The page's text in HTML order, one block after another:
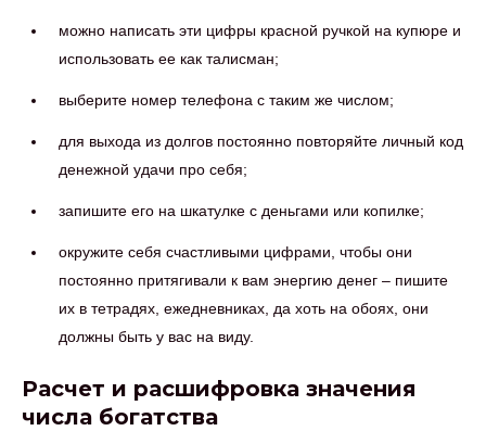
можно написать эти цифры красной ручкой на купюре и
использовать ее как талисман;
выберите номер телефона с таким же числом;
для выхода из долгов постоянно повторяйте личный код
денежной удачи про себя;
запишите его на шкатулке с деньгами или копилке;
окружите себя счастливыми цифрами, чтобы они
постоянно притягивали к вам энергию денег – пишите
их в тетрадях, ежедневниках, да хоть на обоях, они
должны быть у вас на виду.
Расчет и расшифровка значения
числа богатства